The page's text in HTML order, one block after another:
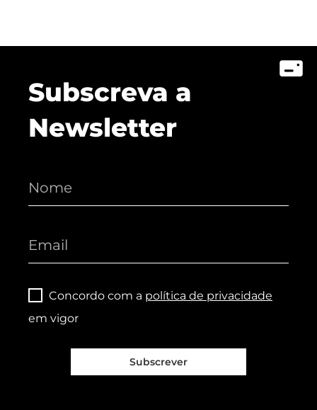
Subscreva a
Newsletter
Concordo com a política de privacidade
em vigor
Subscrever